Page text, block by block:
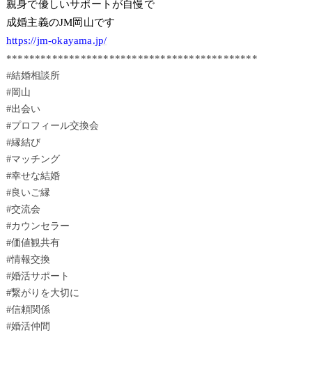
親身で優しいサポートが自慢で
成婚主義のJM岡山です
https://jm-okayama.jp/
********************************************
#結婚相談所
#岡山
#出会い
#プロフィール交換会
#縁結び
#マッチング
#幸せな結婚
#良いご縁
#交流会
#カウンセラー
#価値観共有
#情報交換
#婚活サポート
#繋がりを大切に
#信頼関係
#婚活仲間